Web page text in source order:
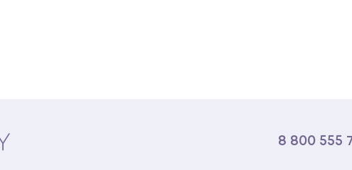
8 800 555